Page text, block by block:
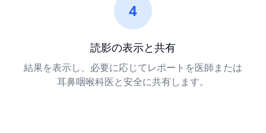
4
読影の表示と共有
結果を表示し、必要に応じてレポートを医師または
耳鼻咽喉科医と安全に共有します。